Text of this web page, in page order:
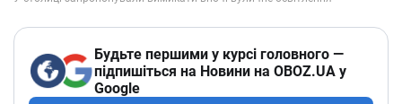
Будьте першими у курсі головного —
підпишіться на Новини на OBOZ.UA у
Google